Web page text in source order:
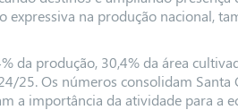
expressiva na produção nacional,
da produção, 30,4% da área
25. Os números consolidam Santa
a importância da atividade para a